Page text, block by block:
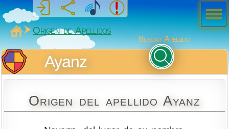
MiSabueso
Origen de Apellidos
Buscar Apellido
Ayanz
Origen del apellido Ayanz
Men
ú